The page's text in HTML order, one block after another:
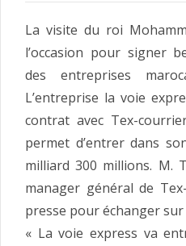
La visite du roi
l’occasion pour signer
des entreprises
L’entreprise la voie
contrat avec Tex-
permet d’entrer dans
milliard 300 millions. M.
manager général de
presse pour échanger
« La voie express va